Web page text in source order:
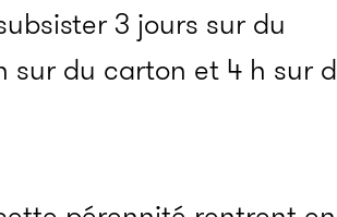
3 jours sur du
sur du carton et 4 h sur